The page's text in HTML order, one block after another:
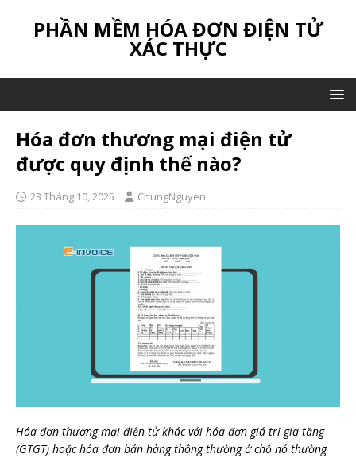
PHẦN MỀM HÓA ĐƠN ĐIỆN TỬ
XÁC THỰC
Hóa đơn thương mại điện tử
được quy định thế nào?
23 Tháng 10, 2025 ChungNguyen
Hóa đơn thương mại điện tử khác với hóa đơn giá trị gia tăng
(GTGT) hoặc hóa đơn bán hàng thông thường ở chỗ nó thường